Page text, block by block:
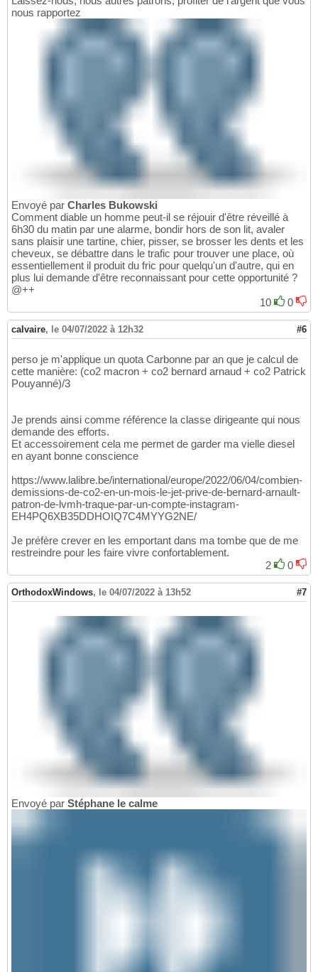
nous rapportez
Envoyé par Charles Bukowski
Comment diable un homme peut-il se réjouir d'être réveillé à
6h30 du matin par une alarme, bondir hors de son lit, avaler
sans plaisir une tartine, chier, pisser, se brosser les dents et les
cheveux, se débattre dans le trafic pour trouver une place, où
essentiellement il produit du fric pour quelqu'un d'autre, qui en
plus lui demande d'être reconnaissant pour cette opportunité ?
@++
10
0
calvaire, le 04/07/2022 à 12h32 #6
perso je m'applique un quota Carbonne par an que je calcul de
cette manière: (co2 macron + co2 bernard arnaud + co2 Patrick
Pouyanné)/3
Je prends ainsi comme référence la classe dirigeante qui nous
demande des efforts.
Et accessoirement cela me permet de garder ma vielle diesel
en ayant bonne conscience
https://www.lalibre.be/international/europe/2022/06/04/combien-
demissions-de-co2-en-un-mois-le-jet-prive-de-bernard-arnault-
patron-de-lvmh-traque-par-un-compte-instagram-
EH4PQ6XB35DDHOIQ7C4MYYG2NE/
Je préfère crever en les emportant dans ma tombe que de me
restreindre pour les faire vivre confortablement.
2
0
OrthodoxWindows, le 04/07/2022 à 13h52 #7
Envoyé par Stéphane le calme